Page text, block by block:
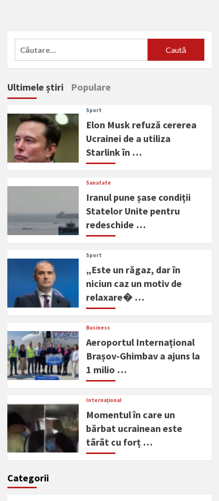
Caută
Ultimele știri Populare
Sport
Elon Musk refuză cererea
Ucrainei de a utiliza
Starlink în …
Sanatate
Iranul pune șase condiții
Statelor Unite pentru
redeschide …
Sport
„Este un răgaz, dar în
niciun caz un motiv de
relaxare� …
Business
Aeroportul Internațional
Brașov-Ghimbav a ajuns la
1 milio …
Internațional
Momentul în care un
bărbat ucrainean este
târât cu forț …
Categorii